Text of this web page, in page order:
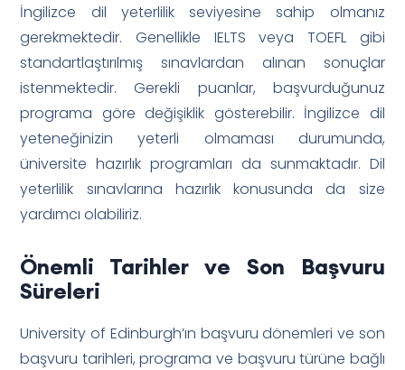
İngilizce dil yeterlilik seviyesine sahip olmanız
gerekmektedir. Genellikle IELTS veya TOEFL gibi
standartlaştırılmış sınavlardan alınan sonuçlar
istenmektedir. Gerekli puanlar, başvurduğunuz
programa göre değişiklik gösterebilir. İngilizce dil
yeteneğinizin yeterli olmaması durumunda,
üniversite hazırlık programları da sunmaktadır. Dil
yeterlilik sınavlarına hazırlık konusunda da size
yardımcı olabiliriz.
Önemli Tarihler ve Son Başvuru
Süreleri
University of Edinburgh’ın başvuru dönemleri ve son
başvuru tarihleri, programa ve başvuru türüne bağlı